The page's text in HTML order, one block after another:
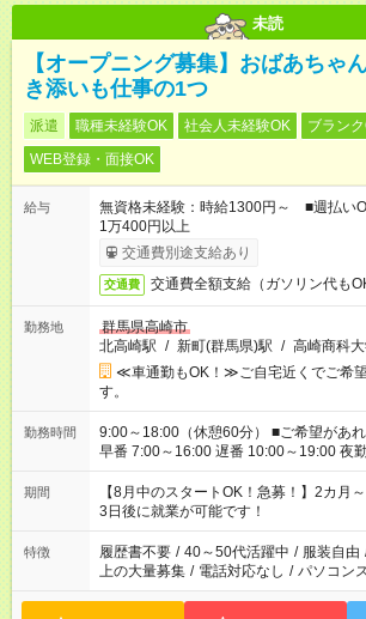
未読
【オープニング募集】おばあちゃ
き添いも仕事の1つ
派遣 職種未経験OK 社会人未経験OK
ブラン
WEB登録・面接OK
給与
無資格未経験：時給1300円～ ■週払
1万400円以上
交通費別途支給あり
交通費 交通費全額支給（ガソリン代も
勤務地
群馬県高崎市
北高崎駅 / 新町(群馬県)駅 / 高崎商科
≪車通勤もOK！≫ご自宅近くでご希
す。
勤務時間
9:00～18:00（休憩60分） ■ご希望があれば下記シフトもOK！
早番 7:00～16:00 遅番 10:00～19:00 夜勤
と休みを合わせたい」 「余裕を持って
「できれば残業はしたくない」 など、
ね。 ※Wワーク希望の方へ 今ご覧のお仕事で希望する勤務時間
と、もう1つのお仕事の勤務時間。 合計
合は応募できません。
期間
【8月中のスタートOK！急募！】2カ
3日後に就業が可能です！
特徴 履歴書不要 / 40～50代活躍中 / 服装自由
上の大量募集 / 電話対応なし / パソコン